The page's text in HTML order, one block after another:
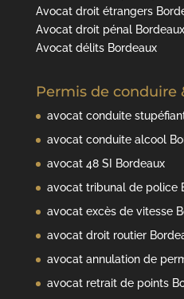
Avocat droit étrangers
Avocat droit pénal Bordeaux
Avocat délits Bordeaux
Permis de conduire
avocat conduite
avocat conduite alcool
avocat 48 SI Bordeaux
avocat tribunal de police
avocat excès de vitesse
avocat droit routier
avocat annulation de
avocat retrait de points